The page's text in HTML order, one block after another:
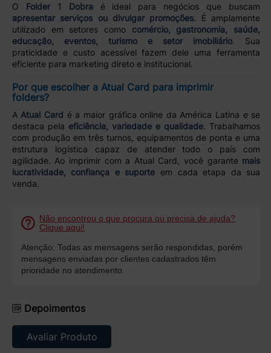
O Folder 1 Dobraé ideal para negócios que buscam
apresentar serviços ou divulgar promoções. É amplamente
utilizado em setores como comércio, gastronomia, saúde,
educação, eventos, turismo e setor imobiliário. Sua
praticidade e custo acessível fazem dele uma ferramenta
eficiente para marketing direto e institucional.
Por que escolher a Atual Card para imprimir
folders?
A Atual Card é a maior gráfica online da América Latina e se
destaca pela eficiência, variedade e qualidade. Trabalhamos
com produção em três turnos, equipamentos de ponta e uma
estrutura logística capaz de atender todo o país com
agilidade. Ao imprimir com a Atual Card, você garante mais
lucratividade, confiança e suporte em cada etapa da sua
venda.
Não encontrou o que procura ou precisa de ajuda?
Clique aqui!
Atenção: Todas as mensagens serão respondidas, porém
mensagens enviadas por clientes cadastrados têm
prioridade no atendimento.
Depoimentos
Avaliar Produto